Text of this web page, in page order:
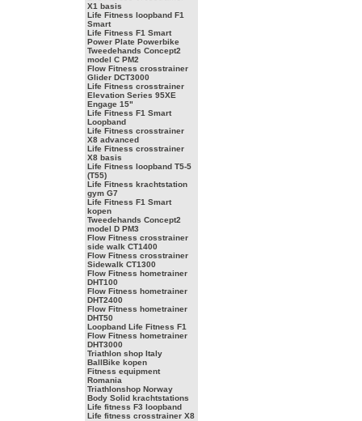
X1 basis
Life Fitness loopband F1
Smart
Life Fitness F1 Smart
Power Plate Powerbike
Tweedehands Concept2
model C PM2
Flow Fitness crosstrainer
Glider DCT3000
Life Fitness crosstrainer
Elevation Series 95XE
Engage 15"
Life Fitness F1 Smart
Loopband
Life Fitness crosstrainer
X8 advanced
Life Fitness crosstrainer
X8 basis
Life Fitness loopband T5-5
(T55)
Life Fitness krachtstation
gym G7
Life Fitness F1 Smart
kopen
Tweedehands Concept2
model D PM3
Flow Fitness crosstrainer
side walk CT1400
Flow Fitness crosstrainer
Sidewalk CT1300
Flow Fitness hometrainer
DHT100
Flow Fitness hometrainer
DHT2400
Flow Fitness hometrainer
DHT50
Loopband Life Fitness F1
Flow Fitness hometrainer
DHT3000
Triathlon shop Italy
BallBike kopen
Fitness equipment
Romania
Triathlonshop Norway
Body Solid krachtstations
Life fitness F3 loopband
Life fitness crosstrainer X8